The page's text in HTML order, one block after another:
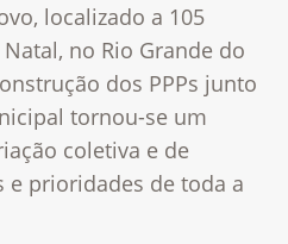
localizado a 105
no Rio Grande do
dos PPPs junto
tornou-se um
coletiva e de
e prioridades de toda a